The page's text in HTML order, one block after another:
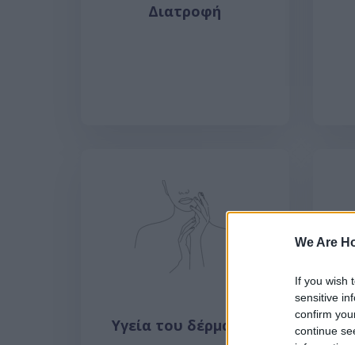
We Are
If you wish
sensitive
confirm
continue
Διατροφή
Υγεία του δέρματος